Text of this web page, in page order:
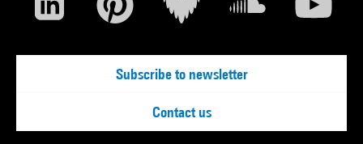
Subscribe to newsletter
Contact us